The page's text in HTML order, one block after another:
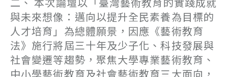
與未來想像：邁向以提升全民素養為目標的
人才培育」為總體願景，因應《藝術教育
法》施行將屆三十年及少子化、科技發展與
社會變遷等趨勢，聚焦大學專業藝術教育、
中小學藝術教育及社會藝術教育三大面向，